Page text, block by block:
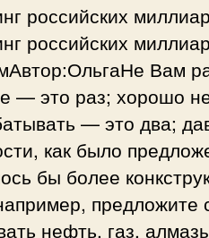
российских
российских
Вам
— это раз; хорошо
— это два;
как было
бы более
предложите
нефть, газ,